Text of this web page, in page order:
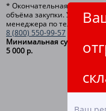
* Окончательная цена
объёма закупки. Уточняйте
менеджера по телефону
8 (800) 550-99-57
Минимальная сумма заказа
5 000 р.